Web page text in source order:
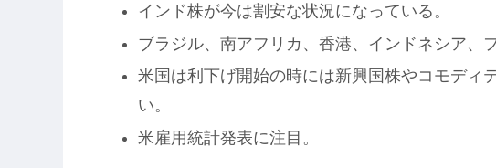
インド株が今は割安な状況になっている。
ブラジル、南アフリカ、香港、インドネシア、
米国は利下げ開始の時には新興国株やコモディ
い。
米雇用統計発表に注目。